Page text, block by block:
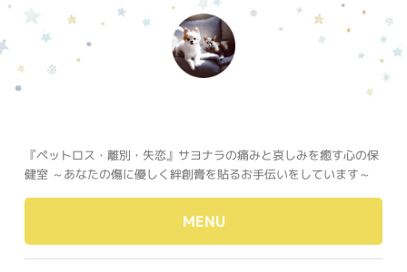
『ペットロス・離別・失恋』サヨナラの痛みと哀しみを癒す心の保
健室 ～あなたの傷に優しく絆創膏を貼るお手伝いをしています～
MENU